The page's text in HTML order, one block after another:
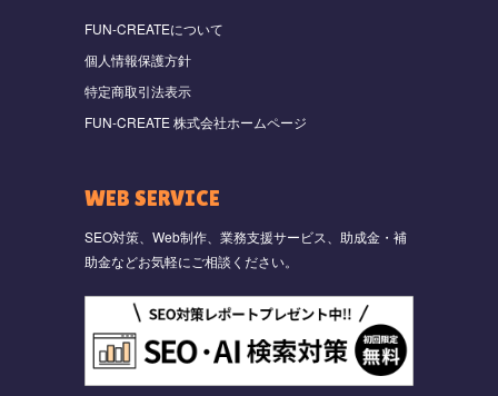
FUN-CREATEについて
個人情報保護方針
特定商取引法表示
FUN-CREATE 株式会社ホームページ
WEB SERVICE
SEO対策、Web制作、業務支援サービス、助成金・補
助金などお気軽にご相談ください。